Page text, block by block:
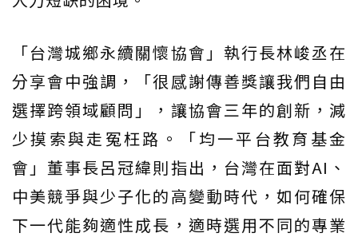
「台灣城鄉永續關懷協會」執行長林峻丞在
分享會中強調，「很感謝傳善獎讓我們自由
選擇跨領域顧問」，讓協會三年的創新，減
少摸索與走冤枉路。「均一平台教育基金
會」董事長呂冠緯則指出，台灣在面對AI、
中美競爭與少子化的高變動時代，如何確保
下一代能夠適性成長，適時選用不同的專業